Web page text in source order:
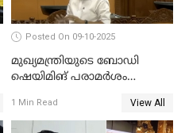
Posted On 09-10-2025
മുഖ്യമന്ത്രിയുടെ ബോഡി
ഷെയിമിങ് പരാമര്‍ശം
പ്രതിപക്ഷം WATCH VIDEO
1 Min Read View All